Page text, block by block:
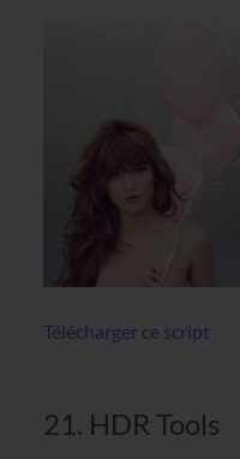
Télécharger ce script
21. HDR Tools